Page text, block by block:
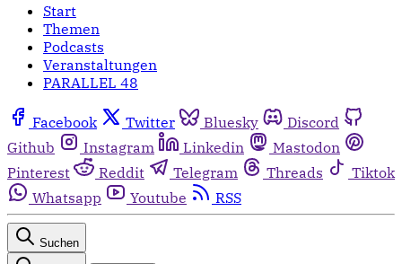
Start
Themen
Podcasts
Veranstaltungen
PARALLEL 48
Facebook Twitter Bluesky
Discord
Github
Instagram Linkedin
Mastodon
Pinterest
Reddit Telegram Threads
Tiktok
Whatsapp
Youtube RSS
Suchen